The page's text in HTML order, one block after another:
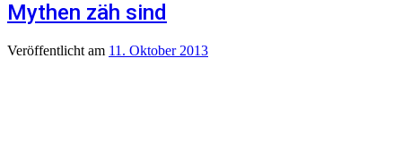
Mythen zäh sind
Veröffentlicht am 11. Oktober 2013